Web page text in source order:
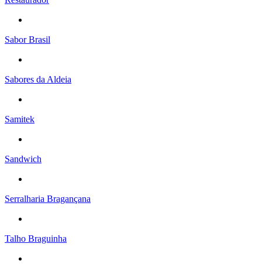
Sabor Brasil
Sabores da Aldeia
Samitek
Sandwich
Serralharia Bragançana
Talho Braguinha